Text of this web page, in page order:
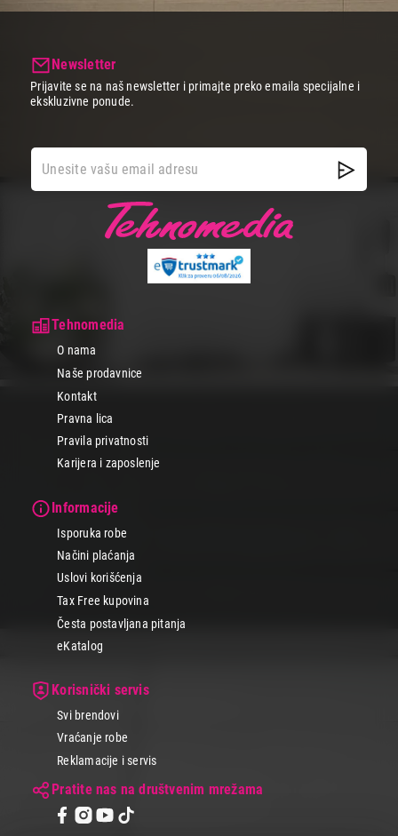
Tehnomedia
O nama
Naše prodavnice
Kontakt
Pravna lica
Pravila privatnosti
Karijera i zaposlenje
Informacije
Isporuka robe
Načini plaćanja
Uslovi korišćenja
Tax Free kupovina
Česta postavljana pitanja
eKatalog
Korisnički servis
Svi brendovi
Vraćanje robe
Reklamacije i servis
Pratite nas na društvenim mrežama
Newsletter
Prijavite se na naš newsletter i primajte preko emaila specijalne i
ekskluzivne ponude.